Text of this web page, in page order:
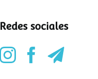
Redes sociales